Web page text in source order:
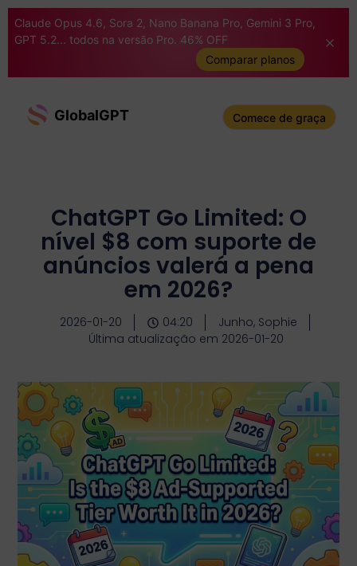
Claude Opus 4.6, Sora 2, Nano Banana Pro, Gemini 3 Pro,
GPT 5.2... todos na versão Pro. 46% OFF
Comparar planos
GlobalGPT Comece de graça
ChatGPT Go Limited: O
nível $8 com suporte de
anúncios valerá a pena
em 2026?
2026-01-20 04:20
Junho, Sophie
Última atualização em 2026-01-20